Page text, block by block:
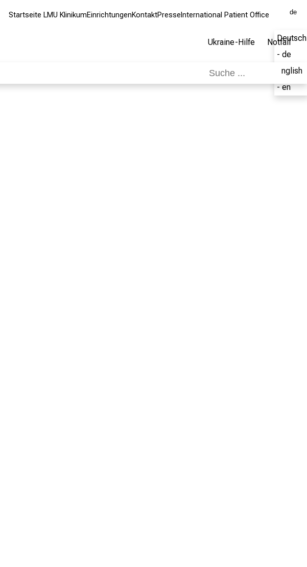
Startseite LMU KlinikumEinrichtungenKontaktPresse International Patient Office de
Deutsch
- de
English
- en
Ukraine-Hilfe Notfall